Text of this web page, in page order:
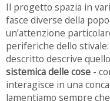
Il progetto spazia in
fasce diverse della
un’attenzione
periferiche dello stivale:
descritto descrive
sistemica delle cose -
interagisce in una
lamentiamo sempre